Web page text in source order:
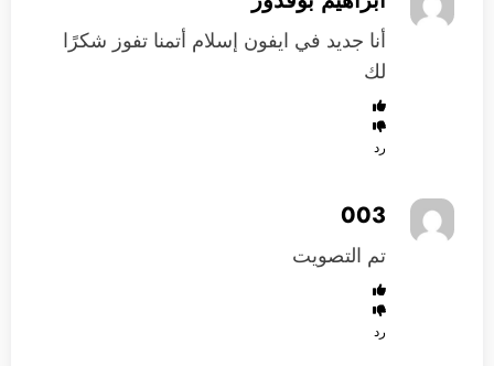
أنا جديد في ايفون إسلام أتمنا تفوز شكرًا
لك
رد
003
تم التصويت
رد